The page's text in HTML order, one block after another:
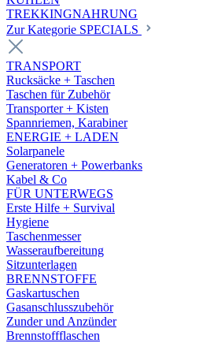
TREKKINGNAHRUNG
Zur Kategorie SPECIALS
TRANSPORT
Rucksäcke + Taschen
Taschen für Zubehör
Transporter + Kisten
Spannriemen, Karabiner
ENERGIE + LADEN
Solarpanele
Generatoren + Powerbanks
Kabel & Co
FÜR UNTERWEGS
Erste Hilfe + Survival
Hygiene
Taschenmesser
Wasseraufbereitung
Sitzunterlagen
BRENNSTOFFE
Gaskartuschen
Gasanschlusszubehör
Zunder und Anzünder
Brennstoffflaschen